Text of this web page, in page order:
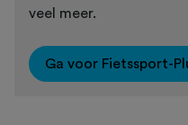
veel meer.
Ga voor Fietssport-